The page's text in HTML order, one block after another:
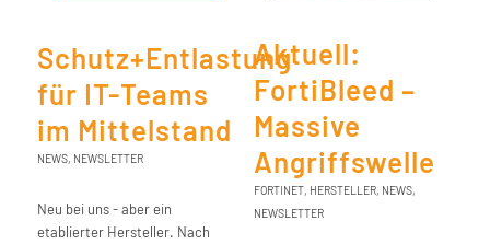
Schutz+Entlastung
für IT-Teams
im Mittelstand
NEWS, NEWSLETTER
Neu bei uns - aber ein
etablierter Hersteller. Nach
Aktuell:
FortiBleed –
Massive
Angriffswelle
FORTINET, HERSTELLER, NEWS,
NEWSLETTER